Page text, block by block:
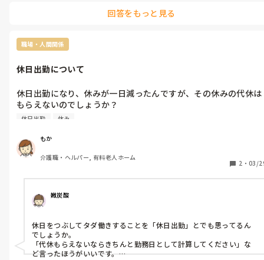
似てる人も多くて、最初の頃はお名前を都度教えていただけてありが
同行って、確かに1から10まで教えられて、そんなの分かってるっ
て！と思う事ありますよね？臨機応変でいいじゃん？って事をイチ
しかも言い方がキツイ人もいるし！
口ばかりで動かない人、うちにもたくさんいますよ！みんな分かっ
てますから！
もかさんはそうしないようにしたら、他の方から信頼を得ることが
できると思いますよ。
んが配膳下膳の間にその人は与薬してるとか？
その人とばかりシフト入るのでなければ大丈夫ですかね？うまくシ
フトずらせたら良いのですが…
回答をもっと見る
職場・人間関係
休日出勤について
休日出勤になり、休みが一日減ったんですが、その休みの代休は
もらえないのでしょうか？
休みの件を話したら休日出勤ってしか返事が来ないんだけど。ど
休日出勤 休み
もか
介護職・ヘルパー, 有料老人ホーム
2 ・ 03/
媺炭酸
休日をつぶしてタダ働きすることを「休日出勤」とでも思ってるん
でしょうか。
「代休もらえないならきちんと勤務日として計算してください」な
ど言ったほうがいいです。